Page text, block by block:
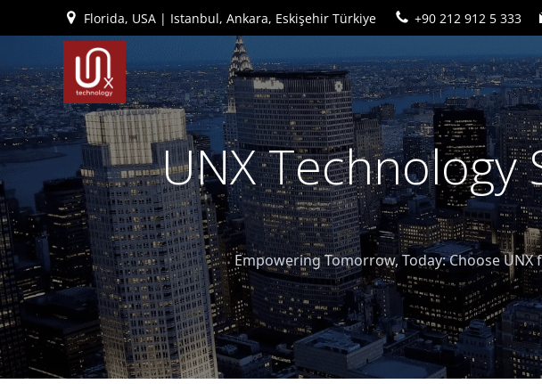
geç
Florida, USA | Istanbul, Ankara, Eskişehir Türkiye +90 212 912 5 333
UNX Technology
Empowering Tomorrow, Today: Choose